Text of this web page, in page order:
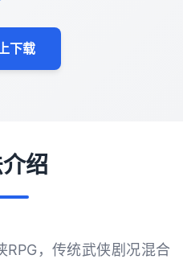
下载
绍
RPG，传统武侠剧况混合